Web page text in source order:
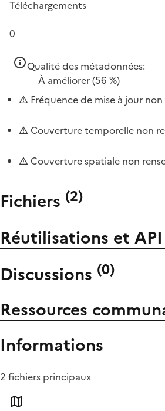
Téléchargements
0
Qualité des métadonnées:
À améliorer(56 %)
Fréquence de mise à jour
Couverture temporelle non
Couverture spatiale non
Fichiers (2)
Réutilisations et API
Discussions (0)
Ressources
Informations
2 fichiers principaux